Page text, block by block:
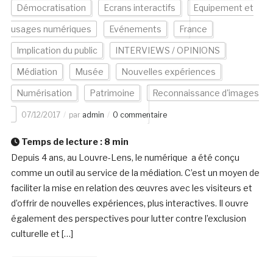
Démocratisation Ecrans interactifs Equipement et
usages numériques Evénements France
Implication du public INTERVIEWS / OPINIONS
Médiation Musée Nouvelles expériences
Numérisation Patrimoine Reconnaissance d'images
07/12/2017 par admin 0 commentaire
Temps de lecture : 8 min
Depuis 4 ans, au Louvre-Lens, le numérique a été conçu
comme un outil au service de la médiation. C’est un moyen de
faciliter la mise en relation des œuvres avec les visiteurs et
d’offrir de nouvelles expériences, plus interactives. Il ouvre
également des perspectives pour lutter contre l’exclusion
culturelle et […]